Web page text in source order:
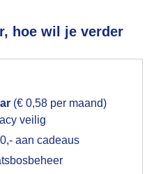
hoe wil je verder
(€ 0,58 per maand)
veilig
aan cadeaus
voor het
op hebt gegeven,
uit je browser waarin